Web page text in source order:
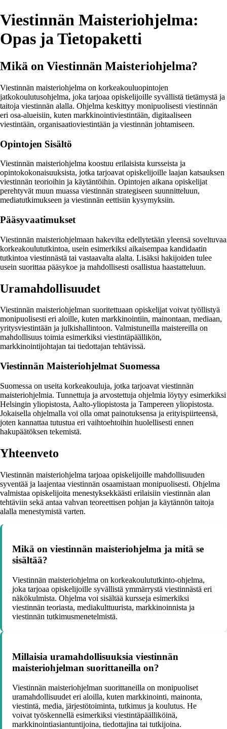
Viestinnän Maisteriohjelma:
Opas ja Tietopaketti
Mikä on Viestinnän Maisteriohjelma?
Viestinnän maisteriohjelma on korkeakouluopintojen
jatkokoulutusohjelma, joka tarjoaa opiskelijoille syvällistä tietämystä ja
taitoja viestinnän alalla. Ohjelma keskittyy monipuolisesti viestinnän
eri osa-alueisiin, kuten markkinointiviestintään, digitaaliseen
viestintään, organisaatioviestintään ja viestinnän johtamiseen.
Opintojen Sisältö
Viestinnän maisteriohjelma koostuu erilaisista kursseista ja
opintokokonaisuuksista, jotka tarjoavat opiskelijoille laajan katsauksen
viestinnän teorioihin ja käytäntöihin. Opintojen aikana opiskelijat
perehtyvät muun muassa viestinnän strategiseen suunnitteluun,
mediatutkimukseen ja viestinnän eettisiin kysymyksiin.
Pääsyvaatimukset
Viestinnän maisteriohjelmaan hakevilta edellytetään yleensä soveltuvaa
korkeakoulututkintoa, usein esimerkiksi aikaisempaa kandidaatin
tutkintoa viestinnästä tai vastaavalta alalta. Lisäksi hakijoiden tulee
usein suorittaa pääsykoe ja mahdollisesti osallistua haastatteluun.
Uramahdollisuudet
Viestinnän maisteriohjelman suoritettuaan opiskelijat voivat työllistyä
monipuolisesti eri aloille, kuten markkinointiin, mainontaan, mediaan,
yritysviestintään ja julkishallintoon. Valmistuneilla maistereilla on
mahdollisuus toimia esimerkiksi viestintäpäällikön,
markkinointijohtajan tai tiedottajan tehtävissä.
Viestinnän Maisteriohjelmat Suomessa
Suomessa on useita korkeakouluja, jotka tarjoavat viestinnän
maisteriohjelmia. Tunnettuja ja arvostettuja ohjelmia löytyy esimerkiksi
Helsingin yliopistosta, Aalto-yliopistosta ja Tampereen yliopistosta.
Jokaisella ohjelmalla voi olla omat painotuksensa ja erityispiirteensä,
joten kannattaa tutustua eri vaihtoehtoihin huolellisesti ennen
hakupäätöksen tekemistä.
Yhteenveto
Viestinnän maisteriohjelma tarjoaa opiskelijoille mahdollisuuden
syventää ja laajentaa viestinnän osaamistaan monipuolisesti. Ohjelma
valmistaa opiskelijoita menestyksekkäästi erilaisiin viestinnän alan
tehtäviin sekä antaa vahvan teoreettisen pohjan ja käytännön taitoja
alalla menestymistä varten.
Mikä on viestinnän maisteriohjelma ja mitä se
sisältää?
Viestinnän maisteriohjelma on korkeakoulututkinto-ohjelma,
joka tarjoaa opiskelijoille syvällistä ymmärrystä viestinnästä eri
näkökulmista. Ohjelma voi sisältää kursseja esimerkiksi
viestinnän teoriasta, mediakulttuurista, markkinoinnista ja
viestinnän tutkimusmenetelmistä.
Millaisia uramahdollisuuksia viestinnän
maisteriohjelman suorittaneilla on?
Viestinnän maisteriohjelman suorittaneilla on monipuoliset
uramahdollisuudet eri aloilla, kuten markkinointi, mainonta,
viestintä, media, järjestötoiminta, tutkimus ja koulutus. He
voivat työskennellä esimerkiksi viestintäpäälliköinä,
markkinointiasiantuntijoina, tiedottajina tai tutkijoina.